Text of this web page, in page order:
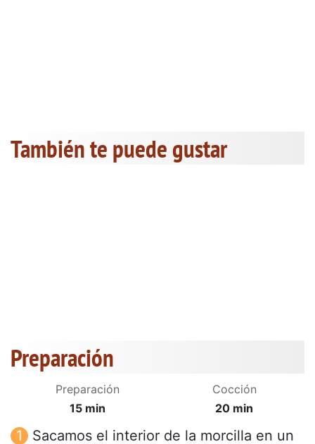
También te puede gustar
Preparación
Preparación
15 min
Cocción
20 min
Sacamos el interior de la morcilla en un